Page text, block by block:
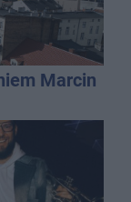
Marcin